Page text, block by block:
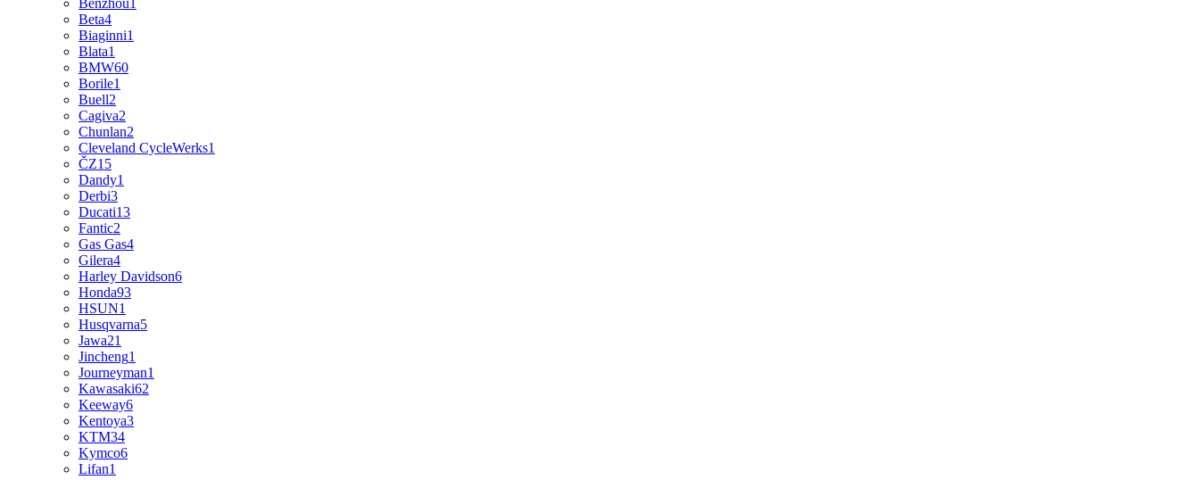
Benzhou1
Beta4
Biaginni1
Blata1
BMW60
Borile1
Buell2
Cagiva2
Chunlan2
Cleveland CycleWerks1
ČZ15
Dandy1
Derbi3
Ducati13
Fantic2
Gas Gas4
Gilera4
Harley Davidson6
Honda93
HSUN1
Husqvarna5
Jawa21
Jincheng1
Journeyman1
Kawasaki62
Keeway6
Kentoya3
KTM34
Kymco6
Lifan1